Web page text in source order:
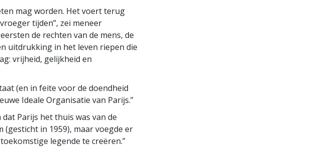
mag worden. Het voert terug
tijden”, zei meneer
de rechten van de mens, de
uitdrukking in het leven riepen die
vrijheid, gelijkheid en
(en in feite voor de doendheid
Ideale Organisatie van Parijs.”
Parijs het thuis was van de
in 1959), maar voegde er
legende te creëren.”